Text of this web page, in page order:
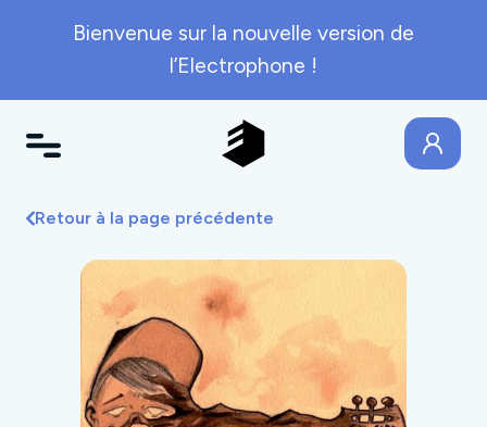
Bienvenue sur la nouvelle version de
l’Electrophone !
Retour à la page précédente